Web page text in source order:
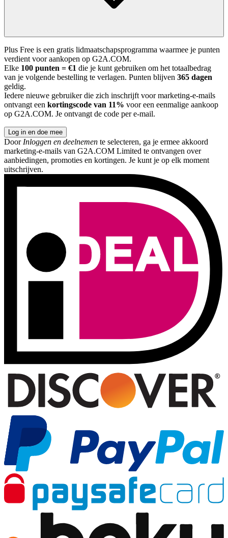
Plus Free is een gratis lidmaatschapsprogramma waarmee je punten
verdient voor aankopen op G2A.COM.
Elke 100 punten = €1 die je kunt gebruiken om het totaalbedrag
van je volgende bestelling te verlagen. Punten blijven 365 dagen
geldig.
Iedere nieuwe gebruiker die zich inschrijft voor marketing-e-mails
ontvangt een kortingscode van 11% voor een eenmalige aankoop
op G2A.COM. Je ontvangt de code per e-mail.
Log in en doe mee
Door Inloggen en deelnemen te selecteren, ga je ermee akkoord
marketing-e-mails van G2A.COM Limited te ontvangen over
aanbiedingen, promoties en kortingen. Je kunt je op elk moment
uitschrijven.